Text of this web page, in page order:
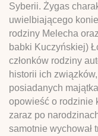
Syberii. Żygas
uwielbiającego
rodziny Melecha
babki Kuczyńskiej)
członków rodziny
historii ich
posiadanych
opowieść o rodzinie
zaraz po
samotnie wychował